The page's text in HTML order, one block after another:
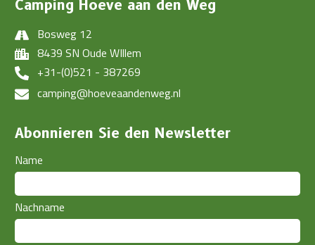
Camping Hoeve aan den Weg
Bosweg 12
8439 SN Oude WIllem
+31-(0)521 - 387269
camping@hoeveaandenweg.nl
Abonnieren Sie den Newsletter
Name
Nachname